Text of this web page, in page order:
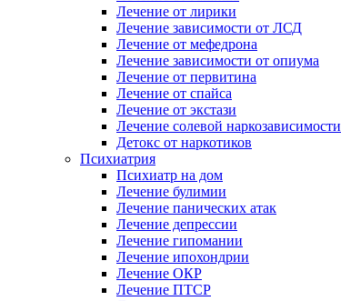
Лечение от лирики
Лечение зависимости от ЛСД
Лечение от мефедрона
Лечение зависимости от опиума
Лечение от первитина
Лечение от спайса
Лечение от экстази
Лечение солевой наркозависимости
Детокс от наркотиков
Психиатрия
Психиатр на дом
Лечение булимии
Лечение панических атак
Лечение депрессии
Лечение гипомании
Лечение ипохондрии
Лечение ОКР
Лечение ПТСР